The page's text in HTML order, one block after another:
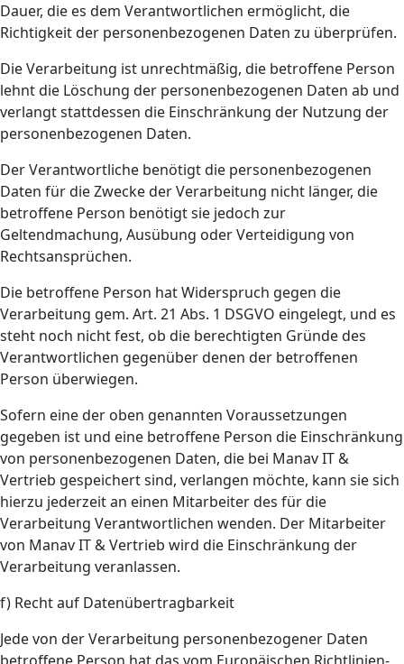
Dauer, die es dem Verantwortlichen ermöglicht, die
Richtigkeit der personenbezogenen Daten zu überprüfen.
Die Verarbeitung ist unrechtmäßig, die betroffene Person
lehnt die Löschung der personenbezogenen Daten ab und
verlangt stattdessen die Einschränkung der Nutzung der
personenbezogenen Daten.
Der Verantwortliche benötigt die personenbezogenen
Daten für die Zwecke der Verarbeitung nicht länger, die
betroffene Person benötigt sie jedoch zur
Geltendmachung, Ausübung oder Verteidigung von
Rechtsansprüchen.
Die betroffene Person hat Widerspruch gegen die
Verarbeitung gem. Art. 21 Abs. 1 DSGVO eingelegt, und es
steht noch nicht fest, ob die berechtigten Gründe des
Verantwortlichen gegenüber denen der betroffenen
Person überwiegen.
Sofern eine der oben genannten Voraussetzungen
gegeben ist und eine betroffene Person die Einschränkung
von personenbezogenen Daten, die bei Manav IT &
Vertrieb gespeichert sind, verlangen möchte, kann sie sich
hierzu jederzeit an einen Mitarbeiter des für die
Verarbeitung Verantwortlichen wenden. Der Mitarbeiter
von Manav IT & Vertrieb wird die Einschränkung der
Verarbeitung veranlassen.
f) Recht auf Datenübertragbarkeit
Jede von der Verarbeitung personenbezogener Daten